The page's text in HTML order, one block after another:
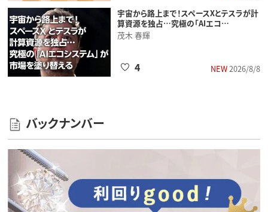
宇宙から路上まで！スペースXとテスラが計
算資源を独占…究極の「AIエコ…
茂木 春輝
NEW2026/8/8
4
バックナンバー